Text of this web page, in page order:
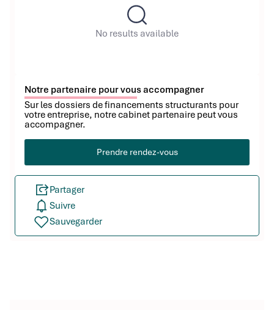
No results available
Notre partenaire pour vous accompagner
Sur les dossiers de financements structurants pour
votre entreprise, notre cabinet partenaire peut vous
accompagner.
Prendre rendez-vous
Partager
Suivre
Sauvegarder